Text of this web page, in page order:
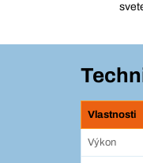
Vlastnosti
Výkon